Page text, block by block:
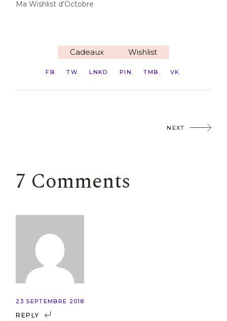
Ma Wishlist d’Octobre
Cadeaux Wishlist
FB TW LNKD PIN TMB VK
NEXT
7 Comments
23 SEPTEMBRE 2018
REPLY